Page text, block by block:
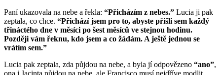
Paní ukazovala na nebe a řekla: “Přicházím z nebes.” Lucia ji pak
zeptala, co chce. “Přichází jsem pro to, abyste přišli sem každý
třináctého dne v měsíci po šest měsíců ve stejnou hodinu.
Později vám řeknu, kdo jsem a co žádám. A ještě jednou se
vrátím sem.”
Lucia pak zeptala, zda půjdou na nebe, a byla jí odpovězeno “ano”,
ona i Jacinta půjdou na nebe, ale Francisco musí nejdříve modlit